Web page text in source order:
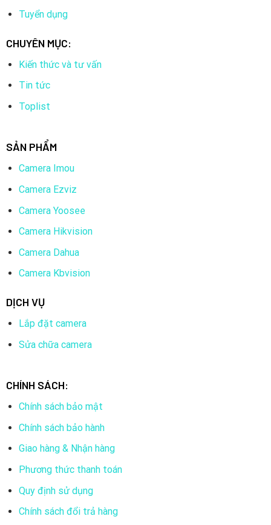
Tuyển dụng
CHUYÊN MỤC:
Kiến thức và tư vấn
Tin tức
Toplist
SẢN PHẨM
Camera Imou
Camera Ezviz
Camera Yoosee
Camera Hikvision
Camera Dahua
Camera Kbvision
DỊCH VỤ
Lắp đặt camera
Sửa chữa camera
CHÍNH SÁCH:
Chính sách bảo mật
Chính sách bảo hành
Giao hàng & Nhận hàng
Phương thức thanh toán
Quy định sử dụng
Chính sách đổi trả hàng